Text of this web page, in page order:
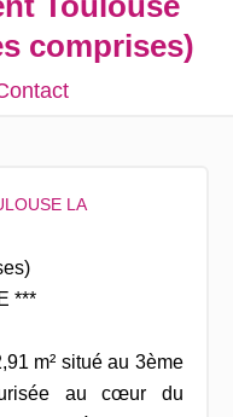
comprises)
LA
***
m² situé au 3ème
au cœur du